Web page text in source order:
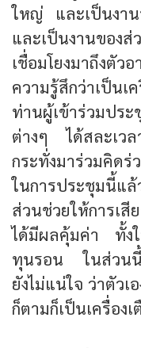
ใหญ่ และเป็นงาน
และเป็นงานของ
เชื่อมโยงมาถึงตั
ความรู้สึกว่าเป็นเ
ท่านผู้เข้าร่วมปร
ต่างๆ ได้สละเว
กระทั่งมาร่วมคิด
ในการประชุมนี้แล้
ส่วนช่วยให้การเ
ได้มีผลคุ้มค่า ทั้ง
ทุนรอน ในส่วนนี้
ยังไม่แน่ใจ ว่าตัวเ
ก็ตามก็เป็นเครื่องเ